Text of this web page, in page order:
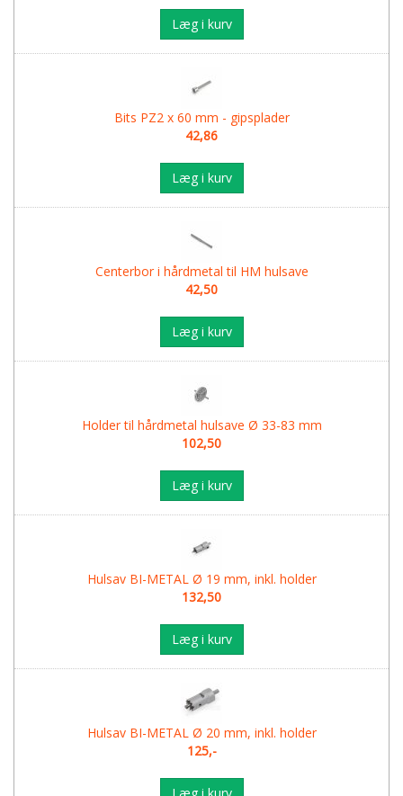
Læg i kurv
Bits PZ2 x 60 mm - gipsplader
42,86
Læg i kurv
Centerbor i hårdmetal til HM hulsave
42,50
Læg i kurv
Holder til hårdmetal hulsave Ø 33-83 mm
102,50
Læg i kurv
Hulsav BI-METAL Ø 19 mm, inkl. holder
132,50
Læg i kurv
Hulsav BI-METAL Ø 20 mm, inkl. holder
125,-